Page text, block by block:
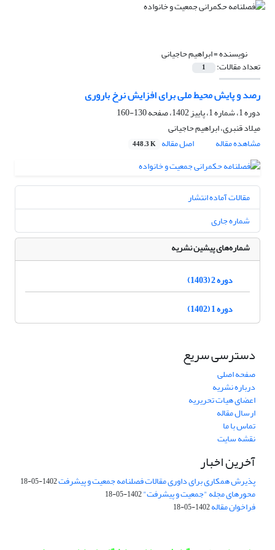
نویسنده =ابراهیم حاجیانی
تعداد مقالات: 1
رصد و پایش محیط ملی برای افزایش نرخ باروری
دوره 1، شماره 1، پاییز 1402، صفحه
130-160
میلاد قنبری، ابراهیم حاجیانی
مشاهده مقاله
اصل مقاله 448.3 K
مقالات آماده انتشار
شماره جاری
شماره‌های پیشین نشریه
دوره 2 (1403)
دوره 1 (1402)
دسترسی سریع
صفحه اصلی
درباره نشریه
اعضای هیات تحریریه
ارسال مقاله
تماس با ما
نقشه سایت
آخرین اخبار
پذیرش همکاری برای داوری مقالات فصلنامه جمعیت و پیشرفت1402-05-18
محورهای مجله "جمعیت و پیشرفت"1402-05-18
فراخوان مقاله1402-05-18